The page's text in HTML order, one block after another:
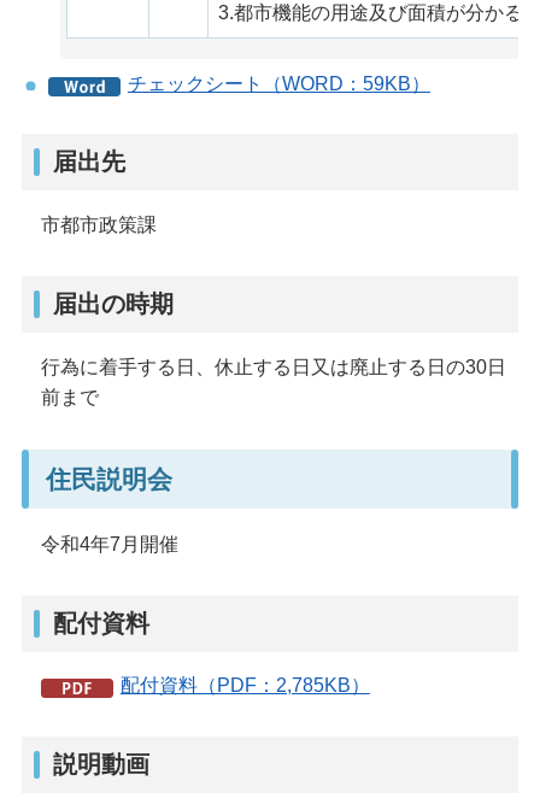
3.都市機能の用途及び面積が分かる
チェックシート（WORD：59KB）
届出先
市都市政策課
届出の時期
行為に着手する日、休止する日又は廃止する日の30日
前まで
住民説明会
令和4年7月開催
配付資料
配付資料（PDF：2,785KB）
説明動画